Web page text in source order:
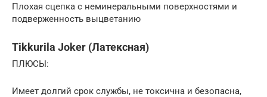
Плохая сцепка с неминеральными поверхностями и
подверженность выцветанию
Tikkurila Joker (Латексная)
ПЛЮСЫ:
Имеет долгий срок службы, не токсична и безопасна,